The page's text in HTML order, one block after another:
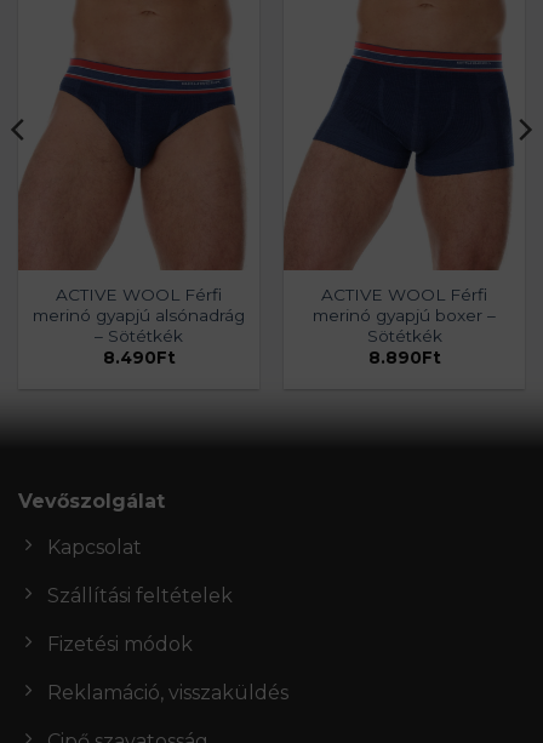
ACTIVE WOOL Férfi
merinó gyapjú alsónadrág
– Sötétkék
8.490Ft
ACTIVE WOOL Férfi
merinó gyapjú boxer –
Sötétkék
8.890Ft
Vevőszolgálat
Kapcsolat
Szállítási feltételek
Fizetési módok
Reklamáció, visszaküldés